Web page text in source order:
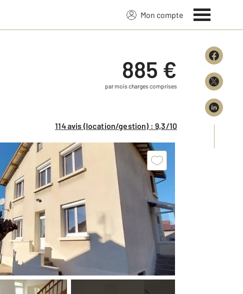
Mon compte
885 €
par mois charges comprises
114 avis (location/gestion) : 9,3/10